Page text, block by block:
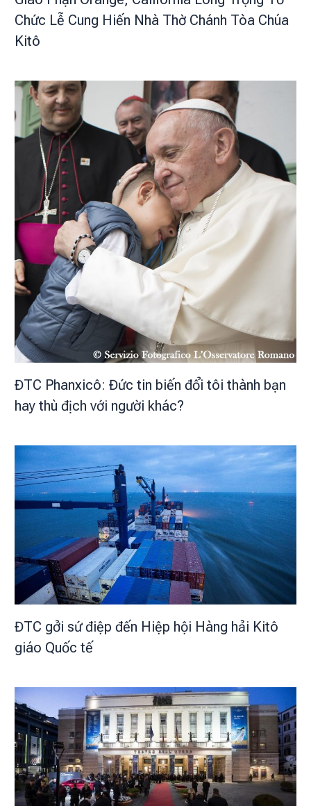
Chức Lễ Cung Hiến Nhà Thờ Chánh Tòa Chúa
Kitô
ĐTC Phanxicô: Đức tin biến đổi tôi thành bạn
hay thù địch với người khác?
ĐTC gởi sứ điệp đến Hiệp hội Hàng hải Kitô
giáo Quốc tế